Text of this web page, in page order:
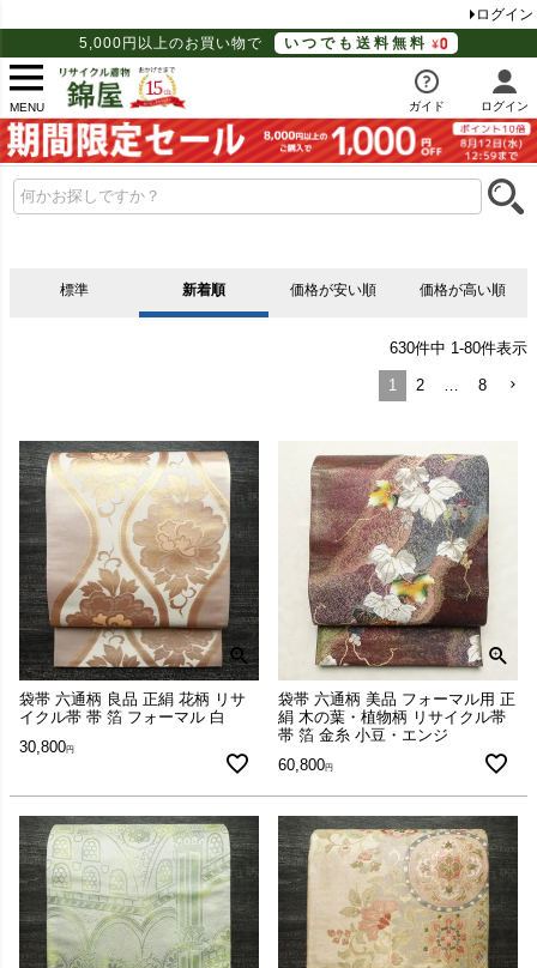
ログイン
5,000円以上のお買い物で
いつでも送料無料
MENU ガイド ログイン
標準 新着順 価格が安い順 価格が高い順
630件中 1 -80件表示
1 2 8
袋帯 六通柄 良品 正絹 花柄 リサ
イクル帯 帯 箔 フォーマル 白
30,800
袋帯 六通柄 美品 フォーマル用 正
絹 木の葉・植物柄 リサイクル帯
帯 箔 金糸 小豆・エンジ
60,800